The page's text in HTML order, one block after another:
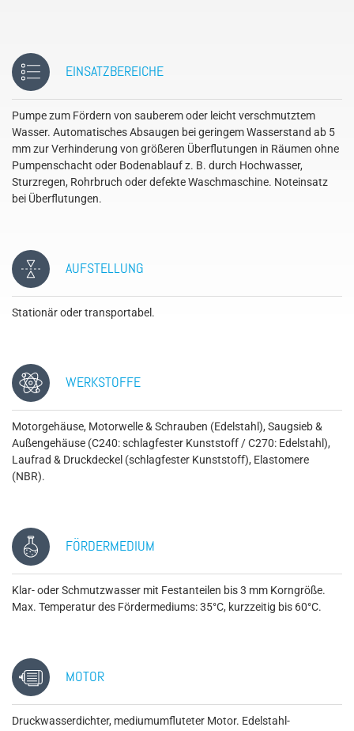
EINSATZBEREICHE
Pumpe zum Fördern von sauberem oder leicht verschmutztem
Wasser. Automatisches Absaugen bei geringem Wasserstand ab 5
mm zur Verhinderung von größeren Überflutungen in Räumen ohne
Pumpenschacht oder Bodenablauf z. B. durch Hochwasser,
Sturzregen, Rohrbruch oder defekte Waschmaschine. Noteinsatz
bei Überflutungen.
AUFSTELLUNG
Stationär oder transportabel.
WERKSTOFFE
Motorgehäuse, Motorwelle & Schrauben (Edelstahl), Saugsieb &
Außengehäuse (C240: schlagfester Kunststoff / C270: Edelstahl),
Laufrad & Druckdeckel (schlagfester Kunststoff), Elastomere
(NBR).
FÖRDERMEDIUM
Klar- oder Schmutzwasser mit Festanteilen bis 3 mm Korngröße.
Max. Temperatur des Fördermediums: 35°C, kurzzeitig bis 60°C.
MOTOR
Druckwasserdichter, mediumumfluteter Motor. Edelstahl-